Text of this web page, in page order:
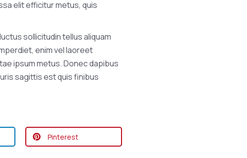
elit efficitur metus, quis
sollicitudin tellus aliquam
enim vel laoreet
ipsum metus. Donec dapibus
sagittis est quis finibus
Pinterest